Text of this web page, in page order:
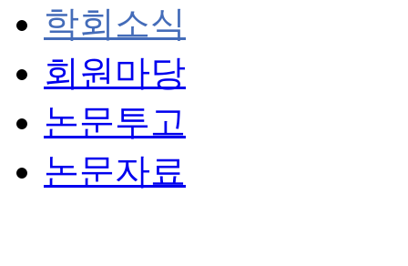
학회소식
회원마당
논문투고
논문자료